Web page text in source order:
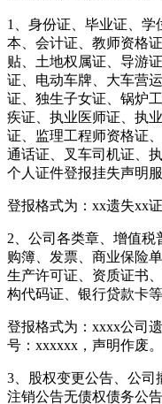
1、身份证、毕业证、学
本、会计证、教师资格
贴、土地权属证、导游
证、电动车牌、大车营
证、独生子女证、锅炉
疾证、执业医师证、执
证、监理工程师资格证
通话证、叉车司机证、
个人证件登报挂失声明服
登报格式为：xx遗失xx
2、公司各类章、增值
购簿、发票、商业保险
生产许可证、资质证书
构代码证、银行贷款卡
登报格式为：xxxx公司
号：xxxxxx，声明作废。
3、股权变更公告、公司
注销公告无债权债务公